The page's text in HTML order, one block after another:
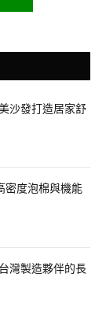
沙發打造居家舒
密度泡棉與機能
灣製造夥伴的長